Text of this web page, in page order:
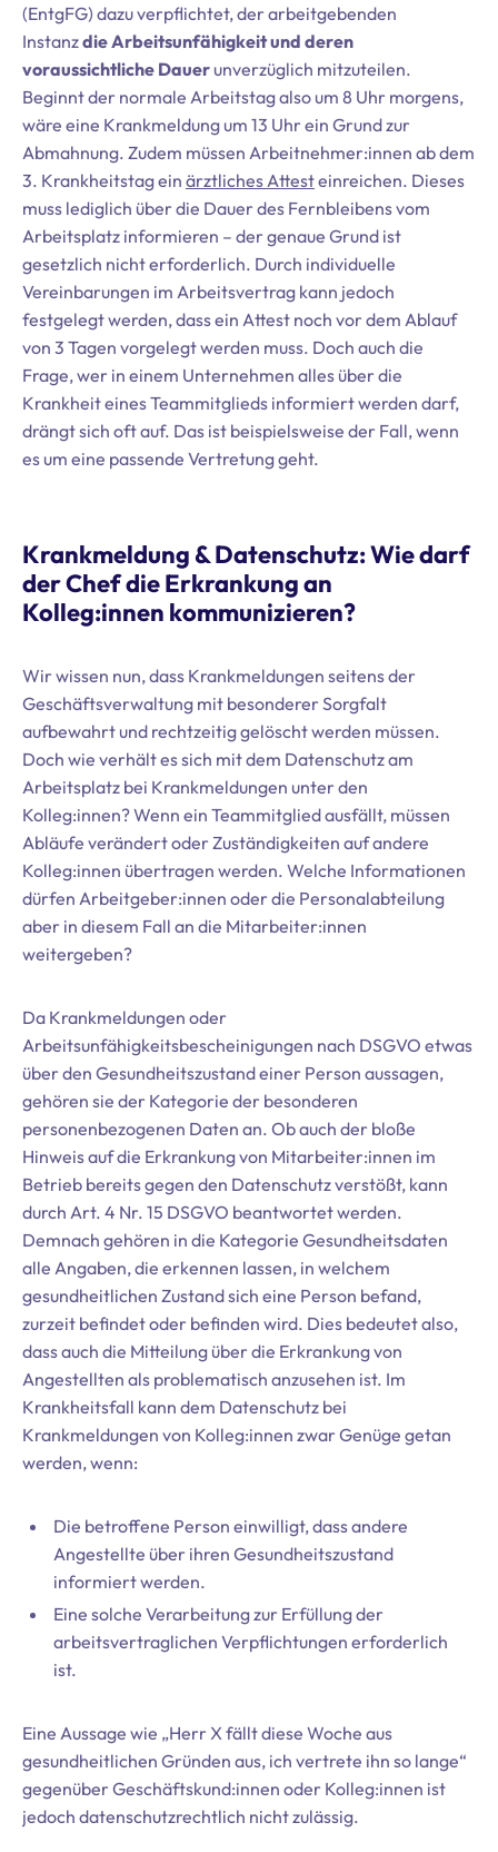
(EntgFG) dazu verpflichtet, der arbeitgebenden
Instanzdie Arbeitsunfähigkeit und deren
voraussichtliche Dauerunverzüglich mitzuteilen.
Beginnt der normale Arbeitstag also um 8 Uhr morgens,
wäre eine Krankmeldung um 13 Uhr ein Grund zur
Abmahnung. Zudem müssen Arbeitnehmer:innen ab dem
3. Krankheitstag ein ärztliches Attesteinreichen. Dieses
muss lediglich über die Dauer des Fernbleibens vom
Arbeitsplatz informieren – der genaue Grund ist
gesetzlich nicht erforderlich. Durch individuelle
Vereinbarungen im Arbeitsvertrag kann jedoch
festgelegt werden, dass ein Attest noch vor dem Ablauf
von 3 Tagen vorgelegt werden muss. Doch auch die
Frage, wer in einem Unternehmen alles über die
Krankheit eines Teammitglieds informiert werden darf,
drängt sich oft auf. Das ist beispielsweise der Fall, wenn
es um eine passende Vertretung geht.
Krankmeldung & Datenschutz: Wie darf
der Chef die Erkrankung an
Kolleg:innen kommunizieren?
Wir wissen nun, dass Krankmeldungen seitens der
Geschäftsverwaltung mit besonderer Sorgfalt
aufbewahrt und rechtzeitig gelöscht werden müssen.
Doch wie verhält es sich mit dem Datenschutz am
Arbeitsplatz bei Krankmeldungen unter den
Kolleg:innen? Wenn ein Teammitglied ausfällt, müssen
Abläufe verändert oder Zuständigkeiten auf andere
Kolleg:innen übertragen werden. Welche Informationen
dürfen Arbeitgeber:innen oder die Personalabteilung
aber in diesem Fall an die Mitarbeiter:innen
weitergeben?
Da Krankmeldungen oder
Arbeitsunfähigkeitsbescheinigungen nach DSGVO etwas
über den Gesundheitszustand einer Person aussagen,
gehören sie der Kategorie der besonderen
personenbezogenen Daten an. Ob auch der bloße
Hinweis auf die Erkrankung von Mitarbeiter:innen im
Betrieb bereits gegen den Datenschutz verstößt, kann
durch Art. 4 Nr. 15 DSGVO beantwortet werden.
Demnach gehören in die Kategorie Gesundheitsdaten
alle Angaben, die erkennen lassen, in welchem
gesundheitlichen Zustand sich eine Person befand,
zurzeit befindet oder befinden wird. Dies bedeutet also,
dass auch die Mitteilung über die Erkrankung von
Angestellten als problematisch anzusehen ist. Im
Krankheitsfall kann dem Datenschutz bei
Krankmeldungen von Kolleg:innen zwar Genüge getan
werden, wenn:
Die betroffene Person einwilligt, dass andere
Angestellte über ihren Gesundheitszustand
informiert werden.
Eine solche Verarbeitung zur Erfüllung der
arbeitsvertraglichen Verpflichtungen erforderlich
ist.
Eine Aussage wie „Herr X fällt diese Woche aus
gesundheitlichen Gründen aus, ich vertrete ihn so lange“
gegenüber Geschäftskund:innen oder Kolleg:innen ist
jedoch datenschutzrechtlich nicht zulässig.